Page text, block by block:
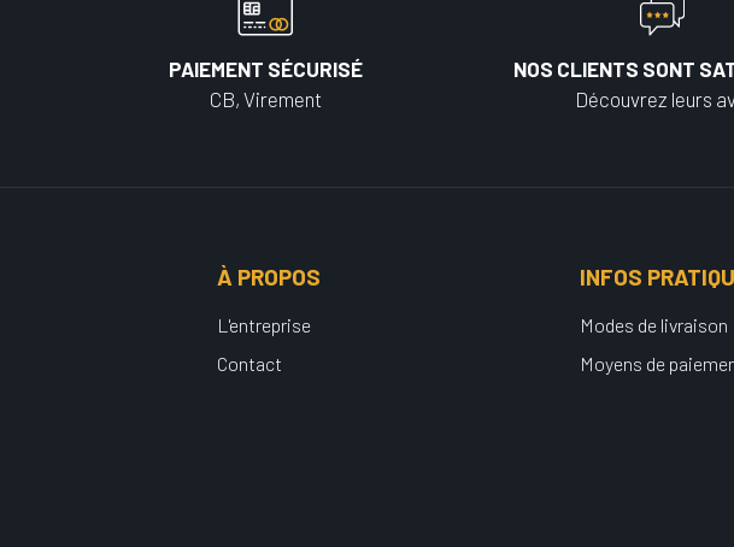
PAIEMENT SÉCURISÉ
CB, Virement
NOS CLIENTS SONT
Découvrez leurs
À PROPOS
L'entreprise
Contact
INFOS
Modes de livraison
Moyens de